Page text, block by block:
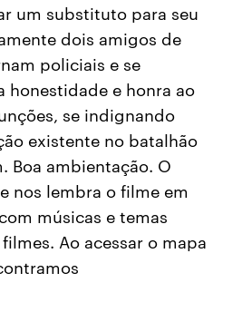
um substituto para seu
dois amigos de
policiais e se
honestidade e honra ao
se indignando
existente no batalhão
Boa ambientação. O
nos lembra o filme em
músicas e temas
Ao acessar o mapa